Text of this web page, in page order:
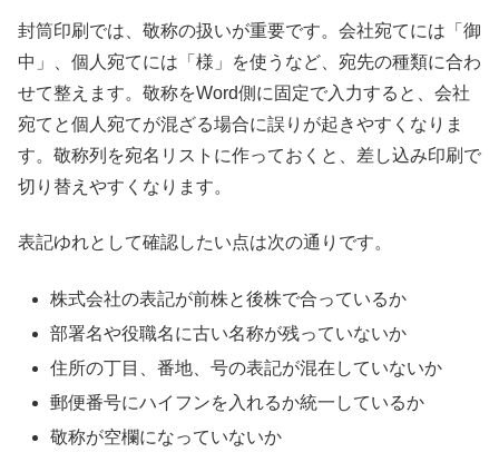
封筒印刷では、敬称の扱いが重要です。会社宛てには「御
中」、個人宛てには「様」を使うなど、宛先の種類に合わ
せて整えます。敬称をWord側に固定で入力すると、会社
宛てと個人宛てが混ざる場合に誤りが起きやすくなりま
す。敬称列を宛名リストに作っておくと、差し込み印刷で
切り替えやすくなります。
表記ゆれとして確認したい点は次の通りです。
株式会社の表記が前株と後株で合っているか
部署名や役職名に古い名称が残っていないか
住所の丁目、番地、号の表記が混在していないか
郵便番号にハイフンを入れるか統一しているか
敬称が空欄になっていないか